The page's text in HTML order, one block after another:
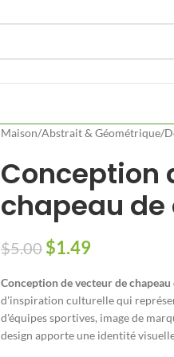
Maison/Abstrait & Géométrique/
Conception
chapeau de
$5.00 $1.49
Conception de vecteur de chapeau
d'inspiration culturelle qui
d'équipes sportives, image de
design apporte une identité